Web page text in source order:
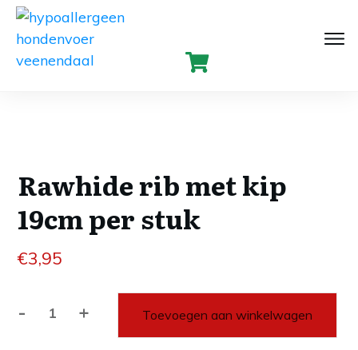
Rawhide rib met kip
19cm per stuk
€3,95
-Rawhide
+ Toevoegen aan winkelwagen